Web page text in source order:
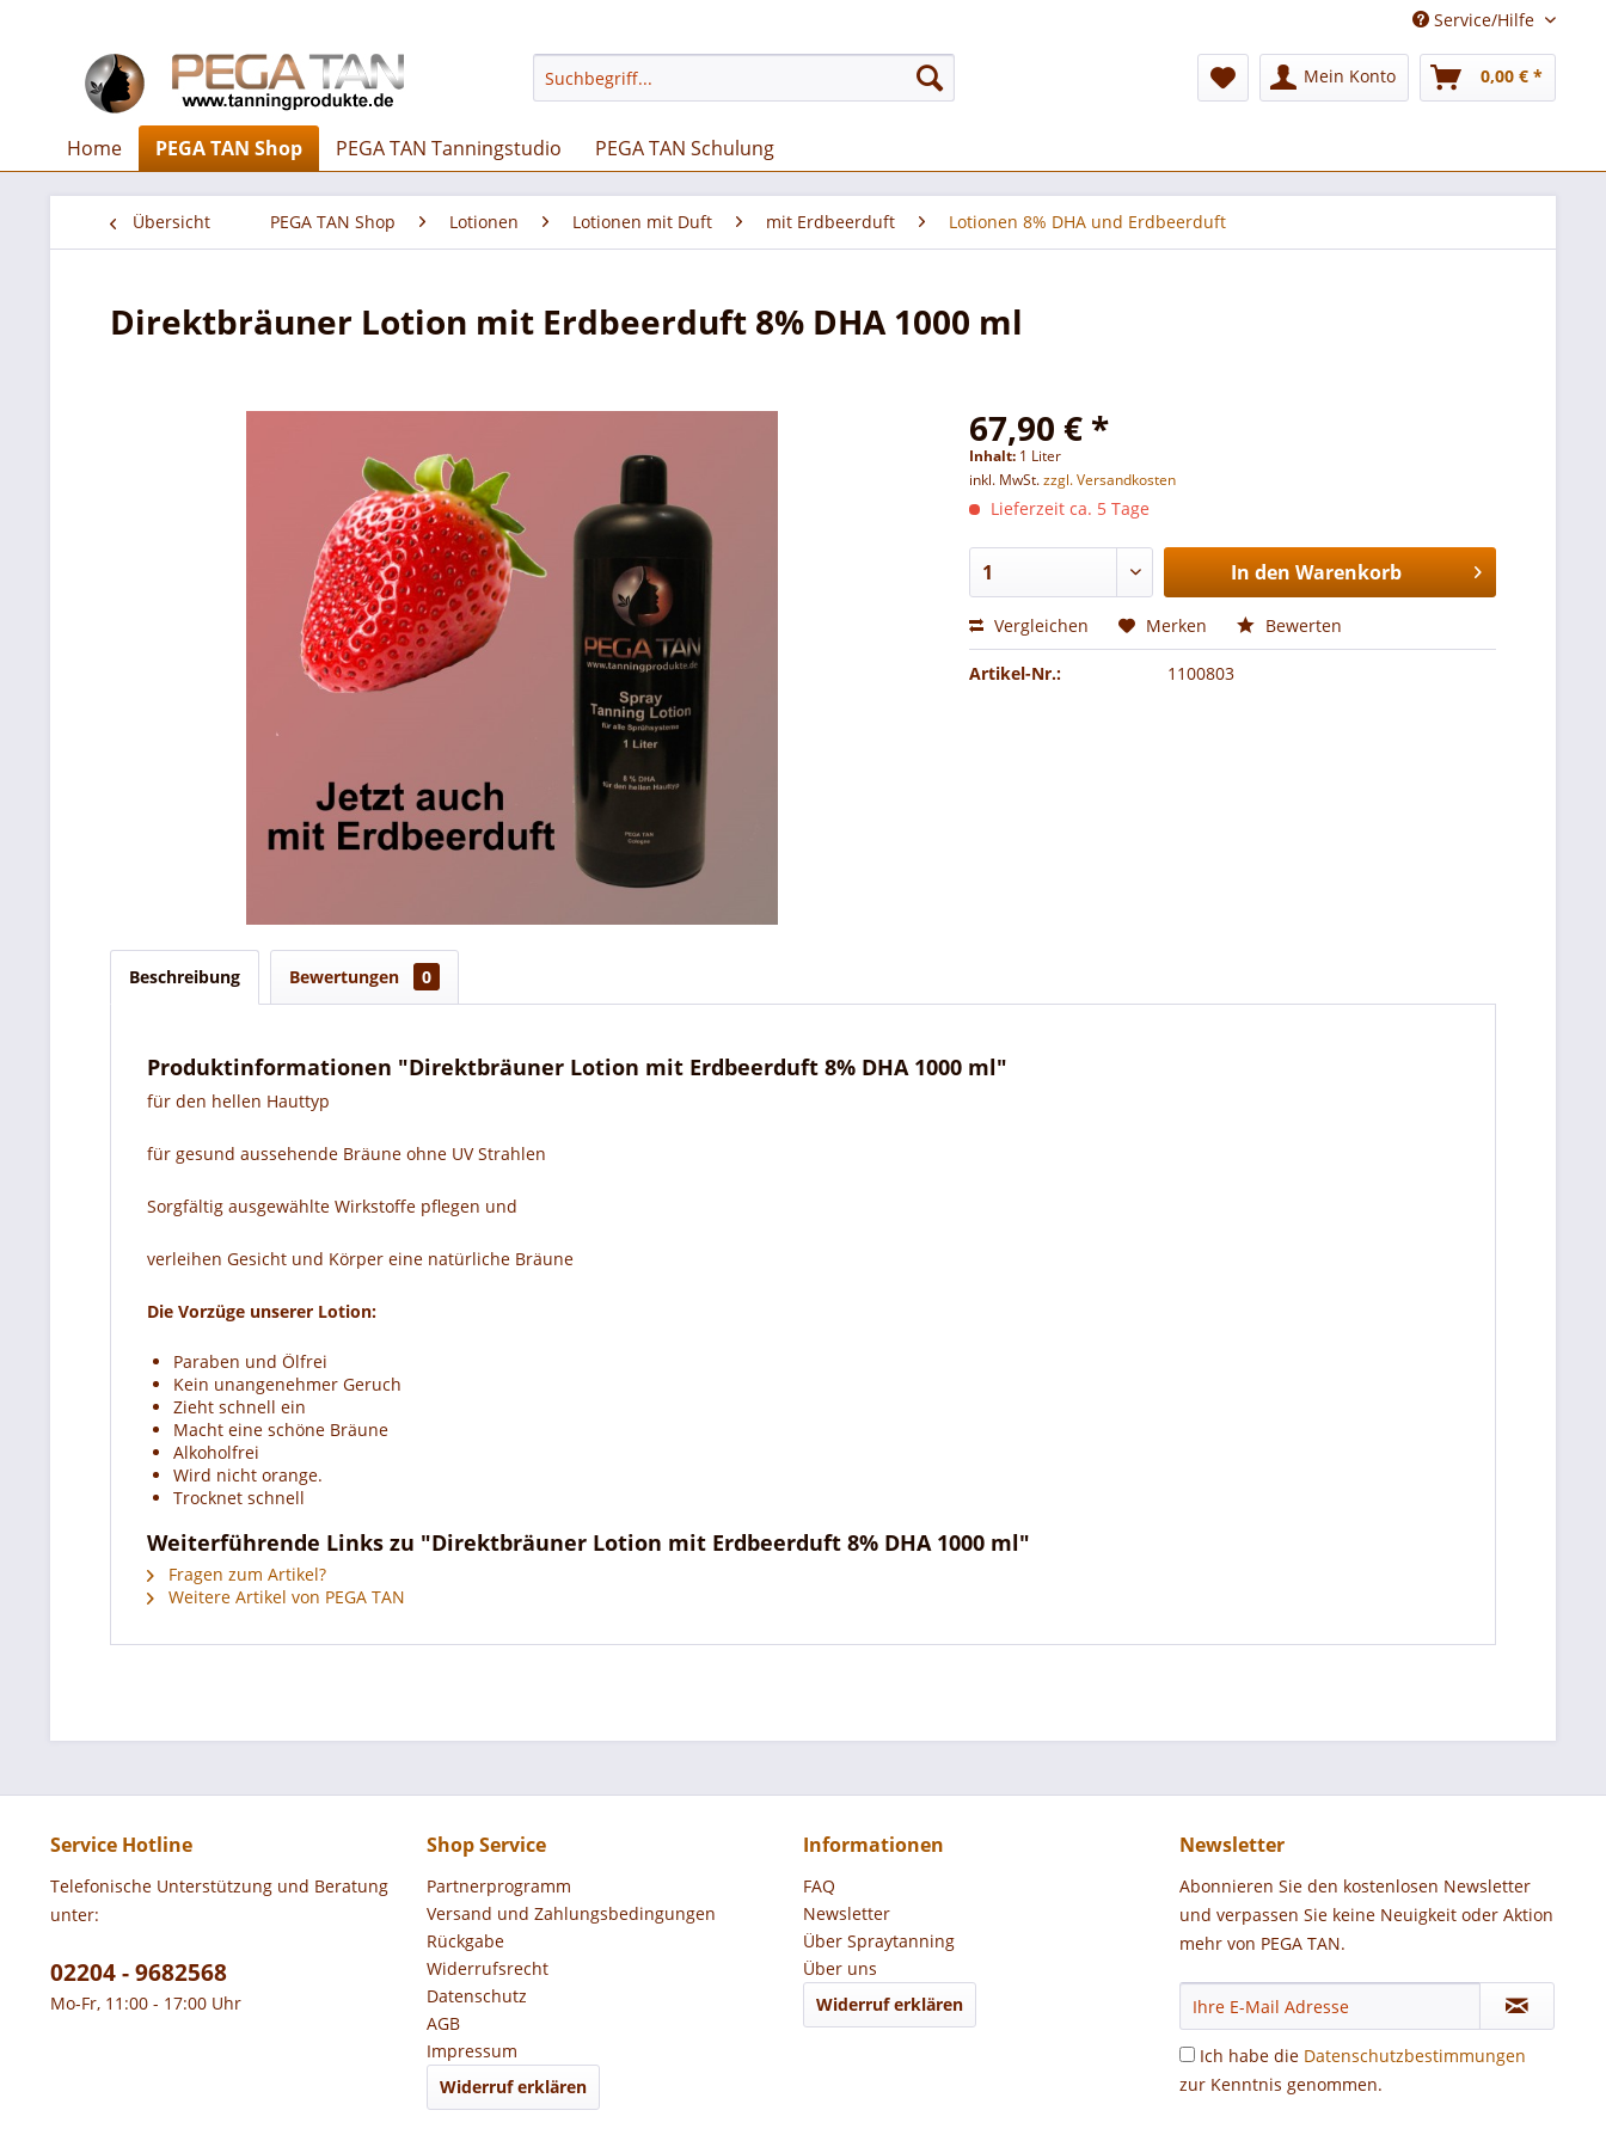
Service/Hilfe
Mein Konto 0,00 € *
Home PEGA TAN Shop PEGA TAN Tanningstudio PEGA TAN Schulung
Übersicht PEGA TAN Shop Lotionen Lotionen mit Duft mit Erdbeerduft Lotionen 8% DHA und Erdbeerduft
Direktbräuner Lotion mit Erdbeerduft 8% DHA 1000 ml
67,90 € *
Inhalt: 1 Liter
inkl. MwSt.zzgl. Versandkosten
Lieferzeit ca. 5 Tage
In den Warenkorb
Vergleichen Merken Bewerten
Artikel-Nr.: 1100803
Beschreibung Bewertungen 0
Produktinformationen "Direktbräuner Lotion mit Erdbeerduft 8% DHA 1000 ml"
für den hellen Hauttyp
für gesund aussehende Bräune ohne UV Strahlen
Sorgfältig ausgewählte Wirkstoffe pflegen und
verleihen Gesicht und Körper eine natürliche Bräune
Die Vorzüge unserer Lotion:
Paraben und Ölfrei
Kein unangenehmer Geruch
Zieht schnell ein
Macht eine schöne Bräune
Alkoholfrei
Wird nicht orange.
Trocknet schnell
Weiterführende Links zu "Direktbräuner Lotion mit Erdbeerduft 8% DHA 1000 ml"
Fragen zum Artikel?
Weitere Artikel von PEGA TAN
Service Hotline
Telefonische Unterstützung und Beratung
unter:
02204 - 9682568
Mo-Fr, 11:00 - 17:00 Uhr
Shop Service
Partnerprogramm
Versand und Zahlungsbedingungen
Rückgabe
Widerrufsrecht
Datenschutz
AGB
Impressum
Widerruf erklären
Informationen
FAQ
Newsletter
Über Spraytanning
Über uns
Widerruf erklären
Newsletter
Abonnieren Sie den kostenlosen Newsletter
und verpassen Sie keine Neuigkeit oder Aktion
mehr von PEGA TAN.
Ich habe die Datenschutzbestimmungen
zur Kenntnis genommen.